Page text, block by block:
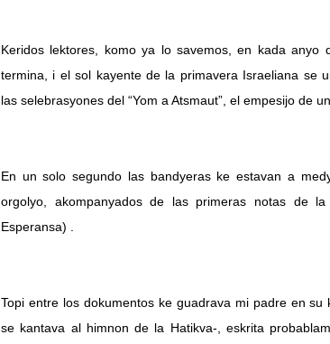
Keridos lektores, komo ya lo savemos, en kada anyo
termina, i el sol kayente de la primavera Israeliana se
las selebrasyones del “Yom a Atsmaut”, el empesijo de
En un solo segundo las bandyeras ke estavan a
orgolyo, akompanyados de las primeras notas de la
Esperansa) .
Topi entre los dokumentos ke guadrava mi padre en
se kantava al himnon de la Hatikva-, eskrita